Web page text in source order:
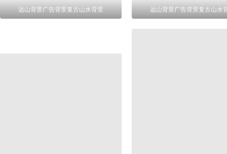
远山背景广告背景复古山水背景 远山背景广告背景复古山水